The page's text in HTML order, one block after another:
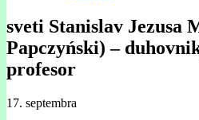
sveti Stanislav Jezusa
Papczyński) –
profesor
17. septembra